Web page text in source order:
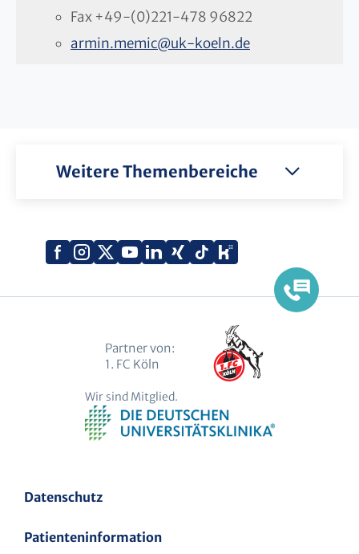
Fax +49-(0)221-478 96822
armin.memic@uk-koeln.de
Weitere Themenbereiche
Facebook
Instagram
X
YouTube
LinkedIn
Xing TiktokKununu
Datenschutz
Patienteninformation
Partner von:
1. FC Köln
Wir sind Mitglied.